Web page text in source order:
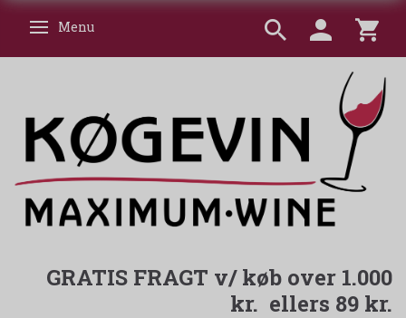
Skifte navigation
Menu
GRATIS FRAGT v/ køb over 1.000
kr. ellers 89 kr.